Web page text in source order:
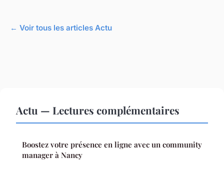
← Voir tous les articles Actu
Actu — Lectures complémentaires
Boostez votre présence en ligne avec un community
manager à Nancy